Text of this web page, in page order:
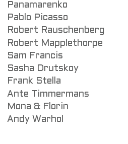
Panamarenko
Pablo Picasso
Robert Rauschenberg
Robert Mapplethorpe
Sam Francis
Sasha Drutskoy
Frank Stella
Ante Timmermans
Mona & Florin
Andy Warhol